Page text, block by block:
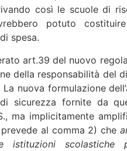
così le scuole di
potuto
spesa.
art.39 del nuovo
della responsabilità del
nuova formulazione
sicurezza fornite da
ma implicitamente
al comma 2) che
scolastiche